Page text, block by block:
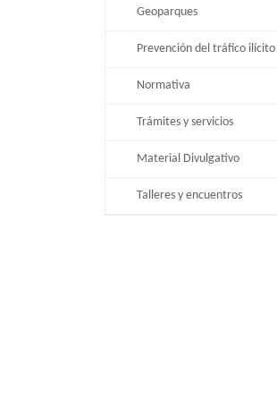
Geoparques
Prevención del tráfico ilícito
Normativa
Trámites y servicios
Material Divulgativo
Talleres y encuentros